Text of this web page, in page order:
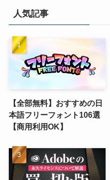
人気記事
【全部無料】おすすめの日
本語フリーフォント106選
【商用利用OK】